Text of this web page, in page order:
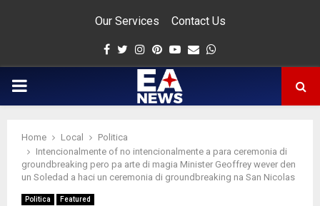
Our Services Contact Us
Facebook
Twitter
Instagram
Pinterest
Youtube
Email
PRIMARY
Home Local
Politica
Intencionalmente of no intencionalmente a para ceremonia di
groundbreaking pero pa arte di magia Minister Geoffrey wever den
un Soledad a haci un ceremonia di groundbreaking na San Nicolas
Politica Featured